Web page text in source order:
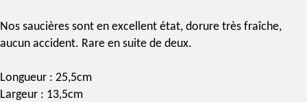
Nos saucières sont en excellent état, dorure très fraîche,
aucun accident. Rare en suite de deux.
Longueur : 25,5cm
Largeur : 13,5cm